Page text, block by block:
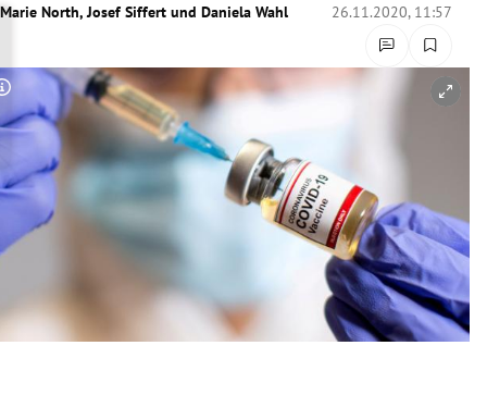
Untermenü
Untermenü
Untermenü
Untermenü
Untermenü
Marie North, Josef Siffert und Daniela Wahl 26.11.2020, 11:57
Copyright-Hinweis öffnen/schließen